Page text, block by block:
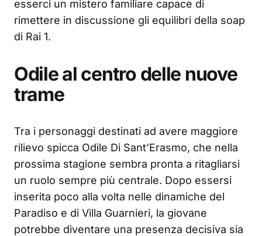
esserci un mistero familiare capace di
rimettere in discussione gli equilibri della soap
di Rai 1.
Odile al centro delle nuove
trame
Tra i personaggi destinati ad avere maggiore
rilievo spicca Odile Di Sant’Erasmo, che nella
prossima stagione sembra pronta a ritagliarsi
un ruolo sempre più centrale. Dopo essersi
inserita poco alla volta nelle dinamiche del
Paradiso e di Villa Guarnieri, la giovane
potrebbe diventare una presenza decisiva sia